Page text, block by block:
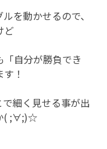
を動かせるので、
ど
自分が勝負でき
！
細く見せる事が出
( ;∀;)☆